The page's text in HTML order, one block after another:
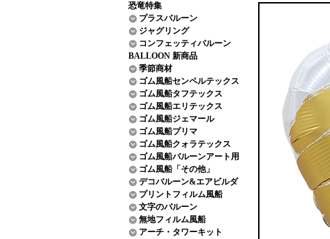
恐竜特集
プラスバルーン
ジャグリング
コンフェッティバルーン
BALLOON 新商品
季節商材
ゴム風船センペルテックス
ゴム風船タフテックス
ゴム風船エリテックス
ゴム風船ジェマール
ゴム風船プリマ
ゴム風船クォラテックス
ゴム風船バルーンアート用
ゴム風船「その他」
デコバルーン&エアビルダ
プリントフィルム風船
文字のバルーン
無地フィルム風船
アーチ・タワーキット